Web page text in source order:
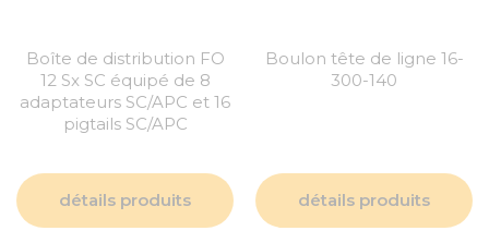
Boîte de distribution FO
12 Sx SC équipé de 8
adaptateurs SC/APC et 16
pigtails SC/APC
détails produits
Boulon tête de ligne 16-
300-140
détails produits